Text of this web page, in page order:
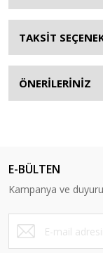
TAKSİT
ÖNERİLERİNİZ
E-BÜLTEN
Kampanya ve